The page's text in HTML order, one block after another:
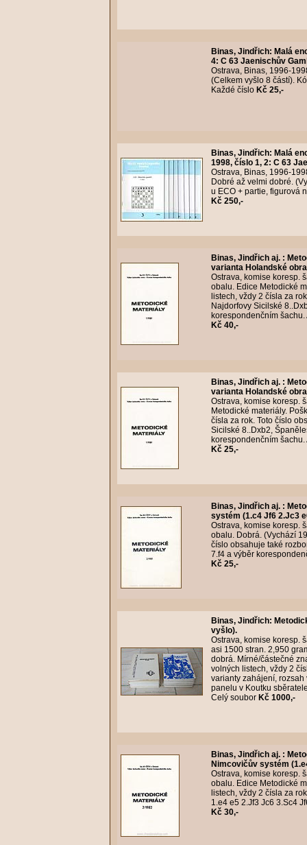
Binas, Jindřich: Malá
4: C 63 Jaenischův
Ostrava, Binas, 1996-
(Celkem vyšlo 8 částí).
Každé číslo Kč 25,-
Binas, Jindřich: Malá
1998, číslo 1, 2: C 63
Ostrava, Binas, 1996-
Dobré až velmi dobré.
u ECO + partie, figurová
Kč 250,-
Binas, Jindřich aj. :
varianta Holandské
Ostrava, komise koresp.
obalu. Edice Metodické
listech, vždy 2 čísla za
Najdorfovy Sicilské
korespondenčním
Kč 40,-
Binas, Jindřich aj. :
varianta Holandské
Ostrava, komise koresp.
Metodické materiály.
čísla za rok. Toto číslo
Sicilské 8..Dxb2,
korespondenčním
Kč 25,-
Binas, Jindřich aj. :
systém (1.c4 Jf6 2.Jc3
Ostrava, komise koresp.
obalu. Dobrá. (Vychází
číslo obsahuje také
7.f4 a výběr
Kč 25,-
Binas, Jindřich:
vyšlo).
Ostrava, komise koresp.
asi 1500 stran. 2,950
dobrá. Mírné/částečné
volných listech, vždy 2
varianty zahájení,
panelu v Koutku
Celý soubor Kč 1000,-
Binas, Jindřich aj. :
Nimcovičův systém
Ostrava, komise koresp.
obalu. Edice Metodické
listech, vždy 2 čísla za
1.e4 e5 2.Jf3 Jc6 3.Sc4
Kč 30,-